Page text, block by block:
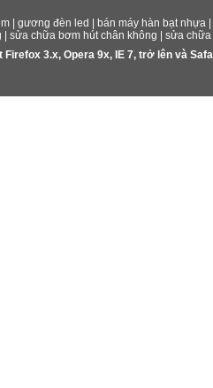
| gương đèn led | bán máy hàn bạt nhựa |
| sửa chữa bơm hút chân không | sửa chữa
3.x, Opera 9x, IE 7, trở lên và